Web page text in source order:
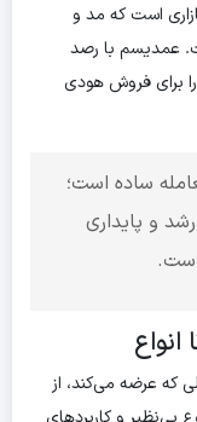
است که مد و
عمدیسم با رصد
را برای فروش هودی
ساده است؛
و پایداری
که عرضه می‌کند، از